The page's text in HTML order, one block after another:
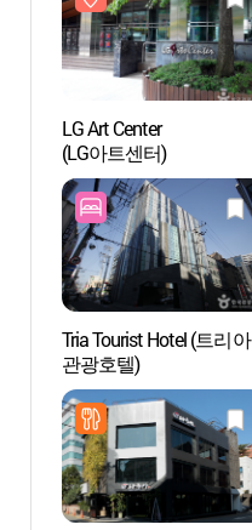
LG Art Center
(LG아트센터)
Tria Tourist Hotel (트리아
관광호텔)